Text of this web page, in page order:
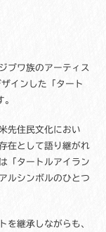
ブワ族のアーティス
インした「タート
先住民文化におい
在として語り継がれ
「タートルアイラン
ルシンボルのひとつ
を継承しながらも、